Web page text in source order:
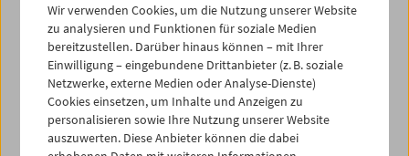
08
09 10 11 12 13 14
iCalender
Programmheft-PDF
Wir verwenden Cookies, um die Nutzung unserer Website
zu analysieren und Funktionen für soziale Medien
bereitzustellen. Darüber hinaus können – mit Ihrer
Einwilligung – eingebundene Drittanbieter (z. B. soziale
Netzwerke, externe Medien oder Analyse-Dienste)
Cookies einsetzen, um Inhalte und Anzeigen zu
personalisieren sowie Ihre Nutzung unserer Website
auszuwerten. Diese Anbieter können die dabei